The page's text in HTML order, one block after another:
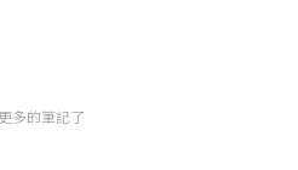
多的筆記了